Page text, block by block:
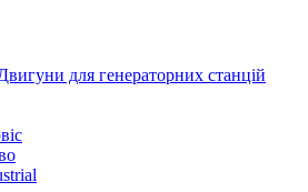
для генераторних станцій